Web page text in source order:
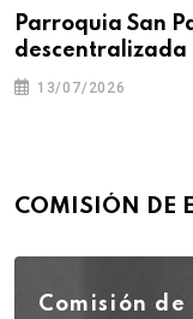
Parroquia San
descentralizada
13/07/2026
COMISIÓN DE
Comisión de